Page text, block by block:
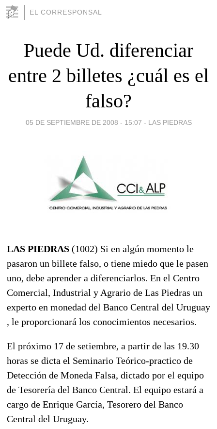
EL CORRESPONSAL
Puede Ud. diferenciar
entre 2 billetes ¿cuál es el
falso?
05 DE SEPTIEMBRE DE 2008 - 15:07 - LAS PIEDRAS
LAS PIEDRAS (1002) Si en algún momento le
pasaron un billete falso, o tiene miedo que le pasen
uno, debe aprender a diferenciarlos. En el Centro
Comercial, Industrial y Agrario de Las Piedras un
experto en monedad del Banco Central del Uruguay
, le proporcionará los conocimientos necesarios.
El próximo 17 de setiembre, a partir de las 19.30
horas se dicta el Seminario Teórico-practico de
Detección de Moneda Falsa, dictado por el equipo
de Tesorería del Banco Central. El equipo estará a
cargo de Enrique García, Tesorero del Banco
Central del Uruguay.